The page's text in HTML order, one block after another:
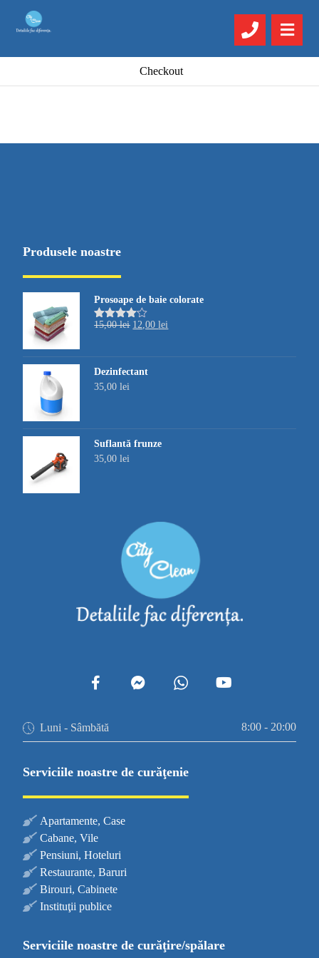
Checkout
Produsele noastre
Prosoape de baie colorate
Evaluat la
15,00lei 12,00lei
Dezinfectant
35,00lei
Suflantă frunze
35,00lei
Luni - Sâmbătă 8:00 - 20:00
Serviciile noastre de curăţenie
Apartamente, Case
Cabane, Vile
Pensiuni, Hoteluri
Restaurante, Baruri
Birouri, Cabinete
Instituţii publice
Serviciile noastre de curăţire/spălare